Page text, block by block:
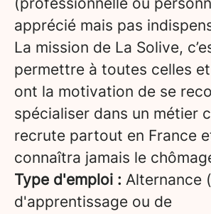
apprécié mais pas
La mission de La Solive,
permettre à toutes celles
ont la motivation de se
spécialiser dans un métier
recrute partout en France
connaîtra jamais le
Type d'emploi : Alternance
d'apprentissage ou de